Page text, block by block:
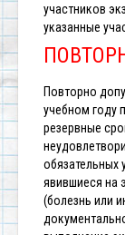
участников
указанные
Повторно
учебном году
резервные
обязательных
явившиеся на
(болезнь или